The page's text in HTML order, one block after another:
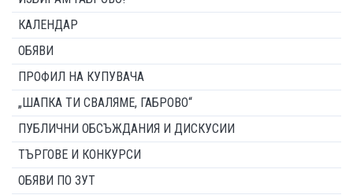
КАЛЕНДАР
ОБЯВИ
ПРОФИЛ НА КУПУВАЧА
„ШАПКА ТИ СВАЛЯМЕ, ГАБРОВО“
ПУБЛИЧНИ ОБСЪЖДАНИЯ И ДИСКУСИИ
ТЪРГОВЕ И КОНКУРСИ
ОБЯВИ ПО ЗУТ